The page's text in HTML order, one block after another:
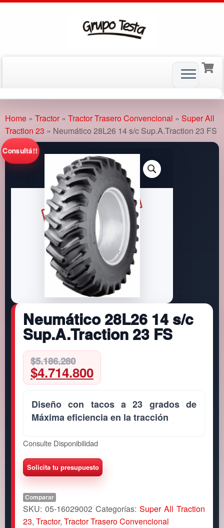
to
content
Home » Tractor » Tractor Trasero Convencional » Super All
Traction 23 » Neumático 28L26 14 s/c Sup.A.Traction 23 FS
Consultá!!
Neumático 28L26 14 s/c
Sup.A.Traction 23 FS
$5.186.280
Original
price
was:
$5.186.280.
$4.714.800
Current
price
is:
$4.714.800.
Diseño con tacos a 23 grados de
Máxima eficiencia en la tracción
Consulte Disponibilidad
Comparar
SKU: 05-16029002 Categorías: Super All Traction
23, Tractor, Tractor Trasero Convencional